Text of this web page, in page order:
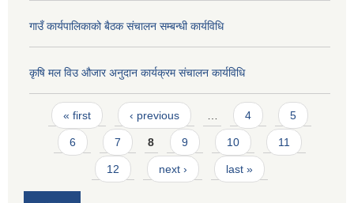
गाउँ कार्यपालिकाको बैठक संचालन सम्बन्धी कार्यविधि
कृषि मल विउ औजार अनुदान कार्यक्रम संचालन कार्यविधि
Pages
« first ‹ previous … 4 5
6 7 8 9 10 11
12 next › last »